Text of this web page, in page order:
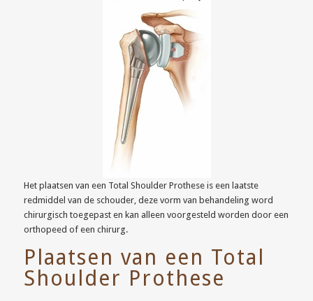
Het plaatsen van een Total Shoulder Prothese is een laatste
redmiddel van de schouder, deze vorm van behandeling word
chirurgisch toegepast en kan alleen voorgesteld worden door een
orthopeed of een chirurg.
Plaatsen van een Total
Shoulder Prothese